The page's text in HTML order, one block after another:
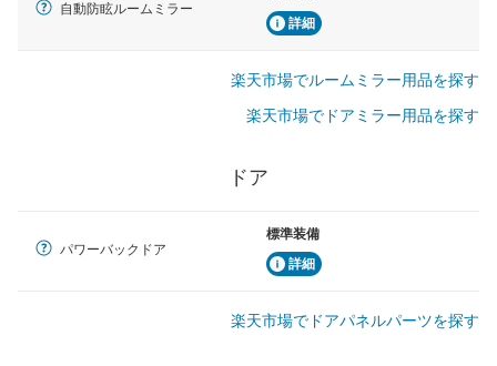
自動防眩ルームミラー
詳細
楽天市場でルームミラー用品を探す
楽天市場でドアミラー用品を探す
ドア
パワーバックドア
標準装備
詳細
楽天市場でドアパネルパーツを探す